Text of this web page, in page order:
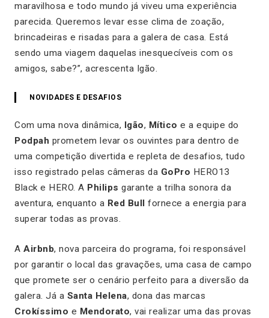
maravilhosa e todo mundo já viveu uma experiência
parecida. Queremos levar esse clima de zoação,
brincadeiras e risadas para a galera de casa. Está
sendo uma viagem daquelas inesquecíveis com os
amigos, sabe?”, acrescenta Igão.
NOVIDADES E DESAFIOS
Com uma nova dinâmica, Igão, Mítico e a equipe do
Podpah prometem levar os ouvintes para dentro de
uma competição divertida e repleta de desafios, tudo
isso registrado pelas câmeras da GoPro HERO13
Black e HERO. A Philips garante a trilha sonora da
aventura, enquanto a Red Bull fornece a energia para
superar todas as provas.
A Airbnb, nova parceira do programa, foi responsável
por garantir o local das gravações, uma casa de campo
que promete ser o cenário perfeito para a diversão da
galera. Já a Santa Helena, dona das marcas
Crokíssimo e Mendorato, vai realizar uma das provas